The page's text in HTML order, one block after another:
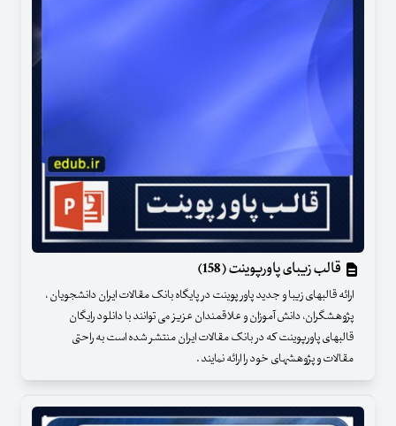
قالب زیبای پاورپوینت (158)
ارائه قالبهای زیبا و جدید پاور پوینت در پایگاه بانک مقالات ایران دانشجویان ،
پژوهشگران، دانش آموزان و علاقمندان عزیز می توانند با دانلود رایگان
قالبهای پاورپوینت که در بانک مقالات ایران منتشر شده است به راحتی
مقالات و پژوهشهای خود را ارائه نمایند .